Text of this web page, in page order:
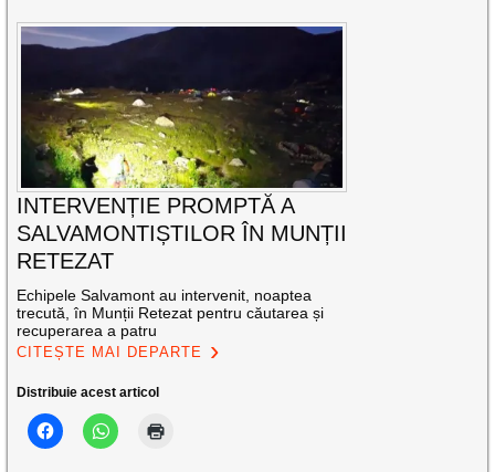
INTERVENȚIE PROMPTĂ A
SALVAMONTIȘTILOR ÎN MUNȚII
RETEZAT
Echipele Salvamont au intervenit, noaptea
trecută, în Munții Retezat pentru căutarea și
recuperarea a patru
CITEȘTE MAI DEPARTE
Distribuie acest articol